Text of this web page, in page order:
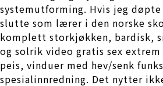
systemutforming. Hvis jeg
slutte som lærer i den norske
komplett storkjøkken, bardisk,
og solrik video gratis sex
peis, vinduer med hev/senk
spesialinnredning. Det nytter